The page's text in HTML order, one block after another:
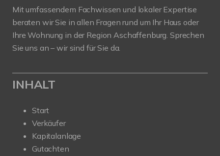
Mit umfassendem Fachwissen und lokaler Expertise
beraten wir Sie in allen Fragen rund um Ihr Haus oder
Ihre Wohnung in der Region Aschaffenburg. Sprechen
Sie uns an – wir sind für Sie da.
INHALT
Start
Verkäufer
Kapitalanlage
Gutachten